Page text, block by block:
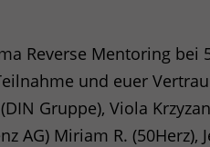
Reverse Mentoring bei
und euer
DIN Gruppe), Viola
AG) Miriam R. (50Herz),
helfen uns zu